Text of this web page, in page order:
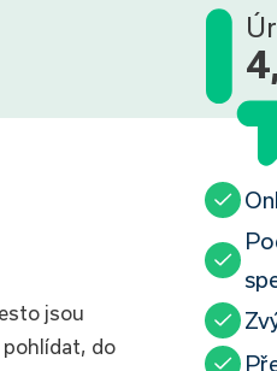
jsou
pohlídat, do